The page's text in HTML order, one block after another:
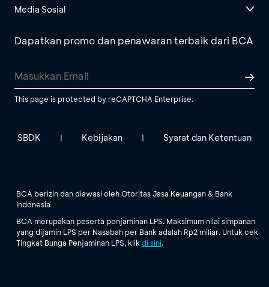
Media Sosial
Dapatkan promo dan penawaran terbaik dari BCA
This page is protected by reCAPTCHA Enterprise.
SBDK | Kebijakan | Syarat dan Ketentuan
BCA berizin dan diawasi oleh Otoritas Jasa Keuangan & Bank
Indonesia
BCA merupakan peserta penjaminan LPS. Maksimum nilai simpanan
yang dijamin LPS per Nasabah per Bank adalah Rp2 miliar. Untuk cek
Tingkat Bunga Penjaminan LPS, klik di sini.